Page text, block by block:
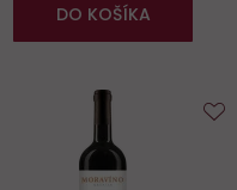
DO KOŠÍKA